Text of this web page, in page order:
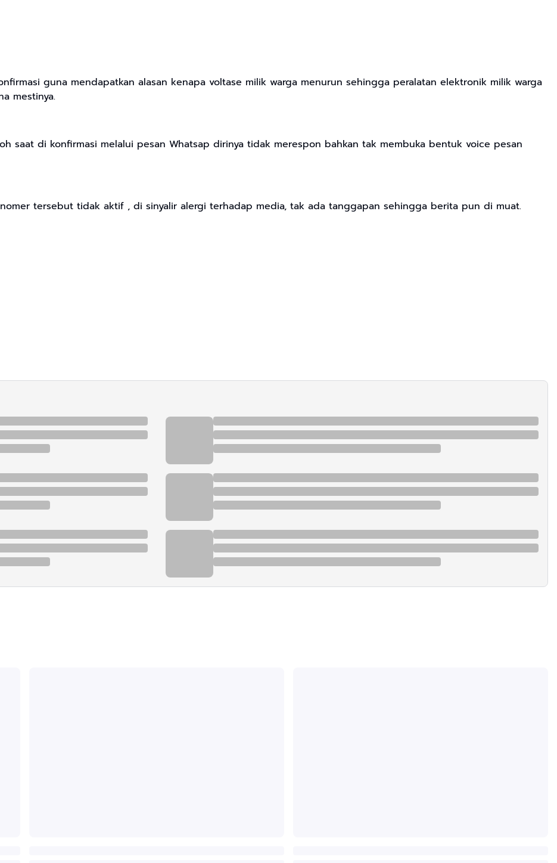
guna mendapatkan alasan kenapa voltase milik warga menurun sehingga peralatan elektronik milik warga
mestinya.
saat di konfirmasi melalui pesan Whatsap dirinya tidak merespon bahkan tak membuka bentuk voice pesan
tersebut tidak aktif , di sinyalir alergi terhadap media, tak ada tanggapan sehingga berita pun di muat.